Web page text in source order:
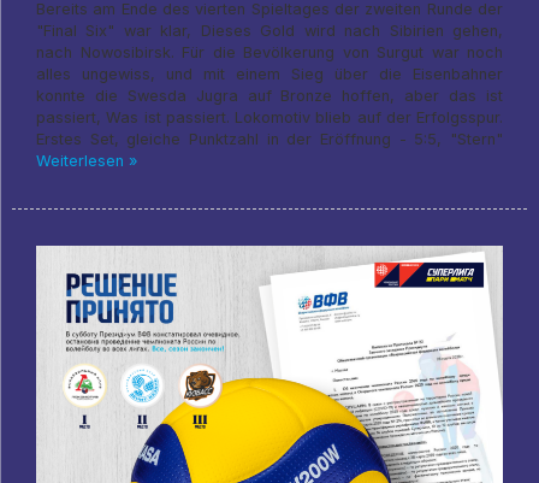
Bereits am Ende des vierten Spieltages der zweiten Runde der
"Final Six" war klar, Dieses Gold wird nach Sibirien gehen,
nach Nowosibirsk. Für die Bevölkerung von Surgut war noch
alles ungewiss, und mit einem Sieg über die Eisenbahner
konnte die Swesda Jugra auf Bronze hoffen, aber das ist
passiert, Was ist passiert. Lokomotiv blieb auf der Erfolgsspur.
Erstes Set, gleiche Punktzahl in der Eröffnung - 5:5, "Stern"
Weiterlesen »